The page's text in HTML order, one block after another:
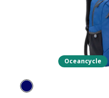
Oceancycle